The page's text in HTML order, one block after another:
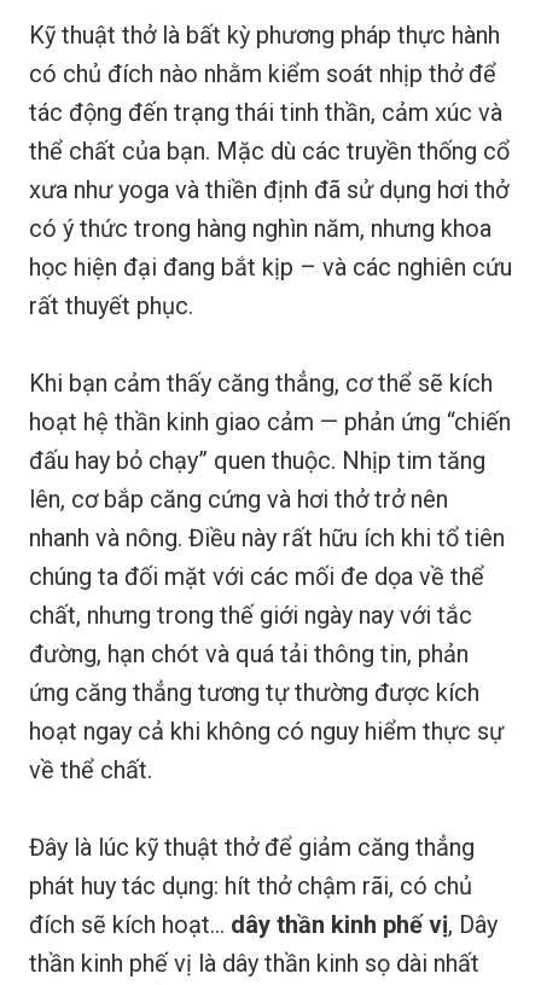
Kỹ thuật thở là bất kỳ phương pháp thực hành
có chủ đích nào nhằm kiểm soát nhịp thở để
tác động đến trạng thái tinh thần, cảm xúc và
thể chất của bạn. Mặc dù các truyền thống cổ
xưa như yoga và thiền định đã sử dụng hơi thở
có ý thức trong hàng nghìn năm, nhưng khoa
học hiện đại đang bắt kịp – và các nghiên cứu
rất thuyết phục.
Khi bạn cảm thấy căng thẳng, cơ thể sẽ kích
hoạt hệ thần kinh giao cảm — phản ứng “chiến
đấu hay bỏ chạy” quen thuộc. Nhịp tim tăng
lên, cơ bắp căng cứng và hơi thở trở nên
nhanh và nông. Điều này rất hữu ích khi tổ tiên
chúng ta đối mặt với các mối đe dọa về thể
chất, nhưng trong thế giới ngày nay với tắc
đường, hạn chót và quá tải thông tin, phản
ứng căng thẳng tương tự thường được kích
hoạt ngay cả khi không có nguy hiểm thực sự
về thể chất.
Đây là lúc kỹ thuật thở để giảm căng thẳng
phát huy tác dụng: hít thở chậm rãi, có chủ
đích sẽ kích hoạt... dây thần kinh phế vị, Dây
thần kinh phế vị là dây thần kinh sọ dài nhất